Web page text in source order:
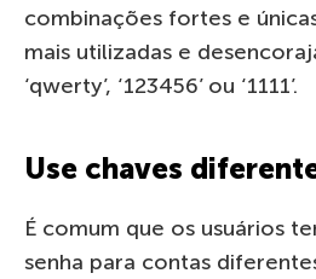
combinações fortes e
mais utilizadas e
‘qwerty’, ‘123456’ ou ‘1111’.
Use chaves
É comum que os usuários
senha para contas